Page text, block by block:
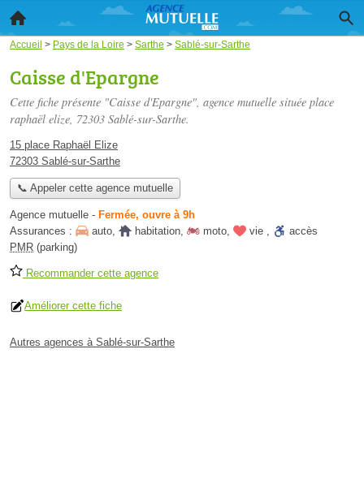
Accueil > Pays de la Loire > Sarthe > Sablé-sur-Sarthe
Caisse d'Epargne
Cette fiche présente "Caisse d'Epargne", agence mutuelle située place
raphaël elize, 72303 Sablé-sur-Sarthe.
15 place Raphaël Elize
72303 Sablé-sur-Sarthe
📞 Appeler cette agence mutuelle
Agence mutuelle - Fermée, ouvre à 9h
Assurances :
auto, habitation, moto, vie ,
accès
PMR (parking)
Recommander cette agence
Améliorer cette fiche
Autres agences à Sablé-sur-Sarthe